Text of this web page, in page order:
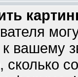
к вашему
сколько